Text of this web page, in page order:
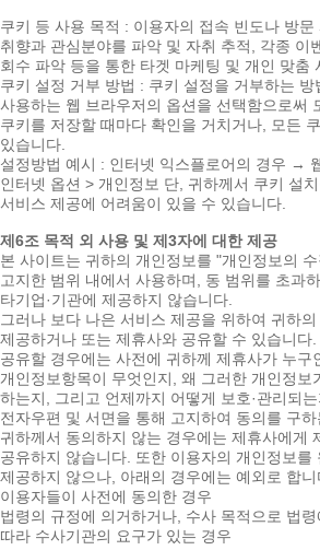
쿠키 등 사용 목적 : 이용자의 접속 빈도나 방
취향과 관심분야를 파악 및 자취 추적, 각종 이
회수 파악 등을 통한 타겟 마케팅 및 개인 맞춤
쿠키 설정 거부 방법 : 쿠키 설정을 거부하는 방
사용하는 웹 브라우저의 옵션을 선택함으로써
쿠키를 저장할 때마다 확인을 거치거나, 모든
있습니다.
설정방법 예시 : 인터넷 익스플로어의 경우 →
인터넷 옵션 > 개인정보 단, 귀하께서 쿠키 설
서비스 제공에 어려움이 있을 수 있습니다.
제6조 목적 외 사용 및 제3자에 대한 제공
본 사이트는 귀하의 개인정보를 "개인정보의
고지한 범위 내에서 사용하며, 동 범위를 초과
타기업·기관에 제공하지 않습니다.
그러나 보다 나은 서비스 제공을 위하여 귀하
제공하거나 또는 제휴사와 공유할 수 있습니다
공유할 경우에는 사전에 귀하께 제휴사가 누구
개인정보항목이 무엇인지, 왜 그러한 개인정보
하는지, 그리고 언제까지 어떻게 보호·관리되
전자우편 및 서면을 통해 고지하여 동의를 구하
귀하께서 동의하지 않는 경우에는 제휴사에게
공유하지 않습니다. 또한 이용자의 개인정보를
제공하지 않으나, 아래의 경우에는 예외로 합니
이용자들이 사전에 동의한 경우
법령의 규정에 의거하거나, 수사 목적으로 법
따라 수사기관의 요구가 있는 경우